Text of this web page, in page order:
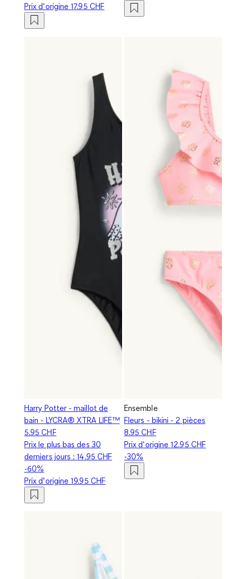
Prix d‘origine17.95 CHF
Harry Potter - maillot de
bain - LYCRA® XTRA LIFE™
5.95 CHF
Prix le plus bas des 30
derniers jours :14.95 CHF
-60%
Prix d‘origine19.95 CHF
Ensemble
Fleurs - bikini - 2 pièces
8.95 CHF
Prix d‘origine12.95 CHF
-30%